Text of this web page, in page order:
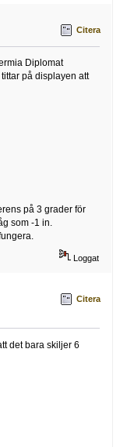
Citera
Diplomat
på displayen att
på 3 grader för
som -1 in.
Loggat
Citera
det bara skiljer 6